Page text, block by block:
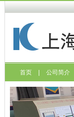
首页 公司简介